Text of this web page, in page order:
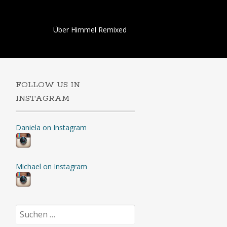
Skip
Über Himmel Remixed
FOLLOW US IN
INSTAGRAM
Daniela on Instagram
Michael on Instagram
Suchen
nach: